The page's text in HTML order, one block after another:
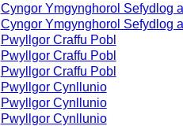
Cyngor Ymgynghorol Sefydlog
Cyngor Ymgynghorol Sefydlog
Pwyllgor Craffu Pobl
Pwyllgor Craffu Pobl
Pwyllgor Craffu Pobl
Pwyllgor Cynllunio
Pwyllgor Cynllunio
Pwyllgor Cynllunio